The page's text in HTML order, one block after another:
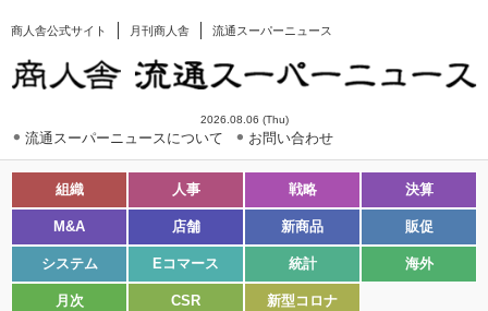
商人舎公式サイト 月刊商人舎 流通スーパーニュース
2026.08.06 (Thu)
流通スーパーニュースについて お問い合わせ
組織 人事 戦略 決算
M&A 店舗 新商品 販促
システム Eコマース 統計 海外
月次 CSR 新型コロナ